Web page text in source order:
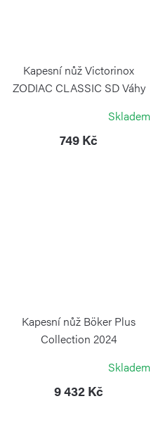
Kapesní nůž Victorinox
ZODIAC CLASSIC SD Váhy
Skladem
749 Kč
Kapesní nůž Böker Plus
Collection 2024
Skladem
9 432 Kč